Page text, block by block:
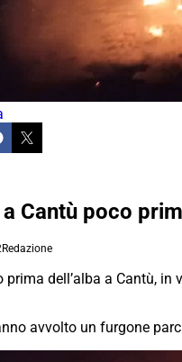
Cantù poco
Redazione
prima dell’alba a Cantù,
avvolto un furgone